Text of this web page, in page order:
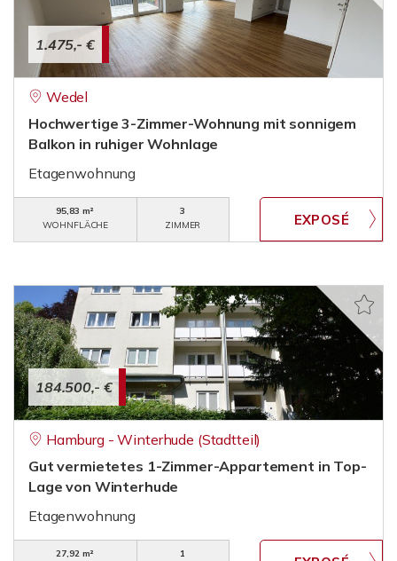
1.475,- €
Wedel
Hochwertige 3-Zimmer-Wohnung mit sonnigem
Balkon in ruhiger Wohnlage
Etagenwohnung
95,83 m²
WOHNFLÄCHE
3
ZIMMER
184.500,- €
Hamburg - Winterhude (Stadtteil)
Gut vermietetes 1-Zimmer-Appartement in Top-
Lage von Winterhude
Etagenwohnung
27,92 m²
1